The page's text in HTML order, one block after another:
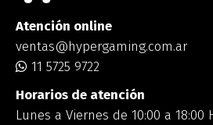
Atención online
ventas@hypergaming.com.ar
11 5725 9722
Horarios de atención
Lunes a Viernes de 10:00 a 18:00